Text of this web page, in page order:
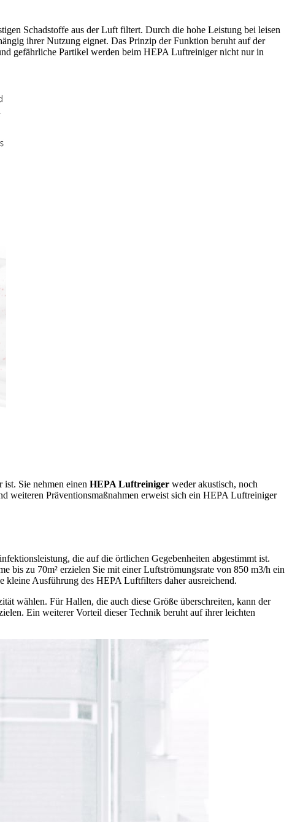
Schadstoffe aus der Luft filtert. Durch die hohe Leistung bei leisen
ihrer Nutzung eignet. Das Prinzip der Funktion beruht auf der
gefährliche Partikel werden beim HEPA Luftreiniger nicht nur in
Sie nehmen einen HEPA Luftreiniger weder akustisch, noch
weiteren Präventionsmaßnahmen erweist sich ein HEPA Luftreiniger
die auf die örtlichen Gegebenheiten abgestimmt ist.
bis zu 70m² erzielen Sie mit einer Luftströmungsrate von 850 m3/h ein
Ausführung des HEPA Luftfilters daher ausreichend.
wählen. Für Hallen, die auch diese Größe überschreiten, kann der
Ein weiterer Vorteil dieser Technik beruht auf ihrer leichten